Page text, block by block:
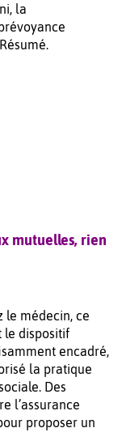
la
mutuelles, rien
le médecin, ce
le dispositif
encadré,
la pratique
Des
l’assurance
proposer un